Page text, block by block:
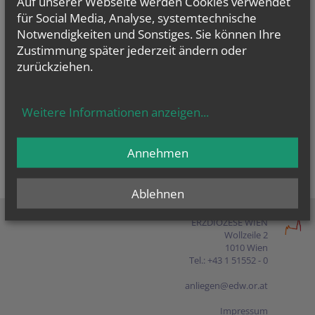
Presse
Shop
ERZDIÖZESE WIEN
Wollzeile 2
1010 Wien
Tel.: +43 1 51552 - 0
anliegen@edw.or.at
Impressum
für Social Media, Analyse, systemtechnische
Notwendigkeiten und Sonstiges. Sie können Ihre
Zustimmung später jederzeit ändern oder
zurückziehen.
Weitere Informationen anzeigen...
Ablehnen
Annehmen